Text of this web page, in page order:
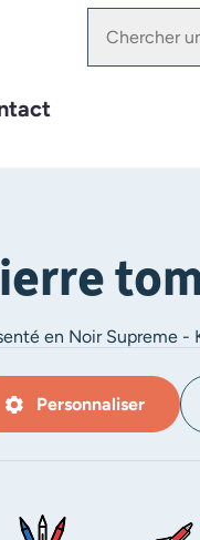
en Noir Supreme -
Personnaliser